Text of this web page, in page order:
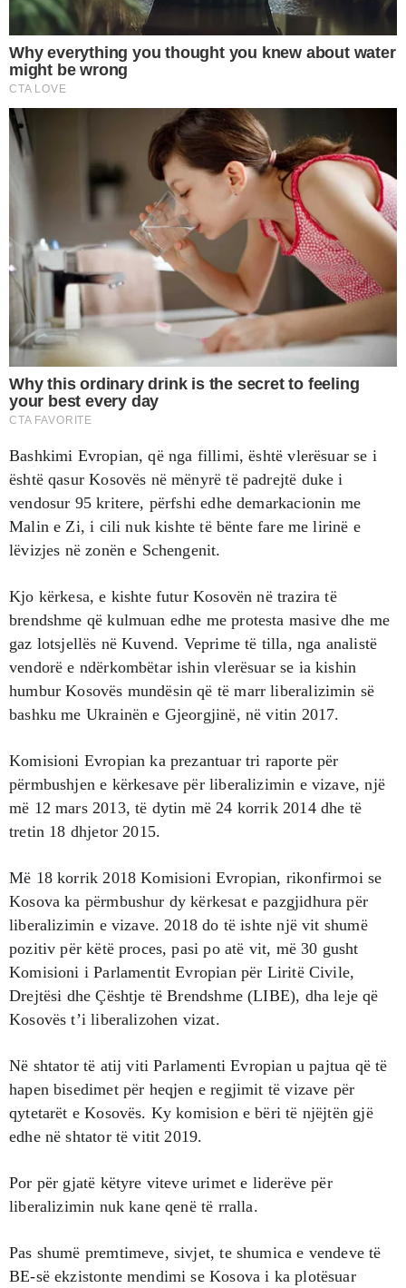
Bashkimi Evropian, që nga fillimi, është vlerësuar se i
është qasur Kosovës në mënyrë të padrejtë duke i
vendosur 95 kritere, përfshi edhe demarkacionin me
Malin e Zi, i cili nuk kishte të bënte fare me lirinë e
lëvizjes në zonën e Schengenit.
Kjo kërkesa, e kishte futur Kosovën në trazira të
brendshme që kulmuan edhe me protesta masive dhe me
gaz lotsjellës në Kuvend. Veprime të tilla, nga analistë
vendorë e ndërkombëtar ishin vlerësuar se ia kishin
humbur Kosovës mundësin që të marr liberalizimin së
bashku me Ukrainën e Gjeorgjinë, në vitin 2017.
Komisioni Evropian ka prezantuar tri raporte për
përmbushjen e kërkesave për liberalizimin e vizave, një
më 12 mars 2013, të dytin më 24 korrik 2014 dhe të
tretin 18 dhjetor 2015.
Më 18 korrik 2018 Komisioni Evropian, rikonfirmoi se
Kosova ka përmbushur dy kërkesat e pazgjidhura për
liberalizimin e vizave. 2018 do të ishte një vit shumë
pozitiv për këtë proces, pasi po atë vit, më 30 gusht
Komisioni i Parlamentit Evropian për Liritë Civile,
Drejtësi dhe Çështje të Brendshme (LIBE), dha leje që
Kosovës t’i liberalizohen vizat.
Në shtator të atij viti Parlamenti Evropian u pajtua që të
hapen bisedimet për heqjen e regjimit të vizave për
qytetarët e Kosovës. Ky komision e bëri të njëjtën gjë
edhe në shtator të vitit 2019.
Por për gjatë këtyre viteve urimet e liderëve për
liberalizimin nuk kane qenë të rralla.
Pas shumë premtimeve, sivjet, te shumica e vendeve të
BE-së ekzistonte mendimi se Kosova i ka plotësuar